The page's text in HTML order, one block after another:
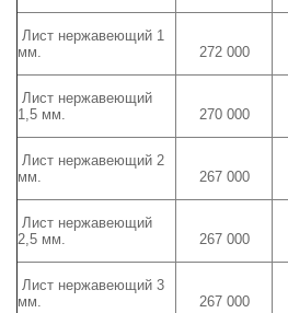
Лист нержавеющий 1
мм.
272 000
Лист нержавеющий
1,5 мм.
270 000
Лист нержавеющий 2
мм.
267 000
Лист нержавеющий
2,5 мм.
267 000
Лист нержавеющий 3
мм.
267 000